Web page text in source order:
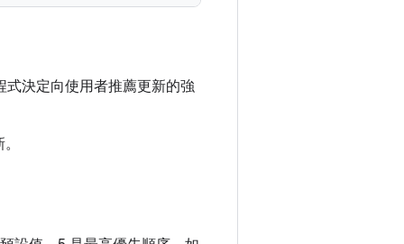
式決定向使用者推薦更新的強